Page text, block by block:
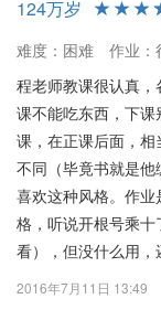
124万岁
难度：困难
作业：
程老师教课很认真
课不能吃东西，下
课，在正课后面，
不同（毕竟书就是
喜欢这种风格。作
格，听说开根号乘
看），但没什么用，
2016年7月11日 13:49